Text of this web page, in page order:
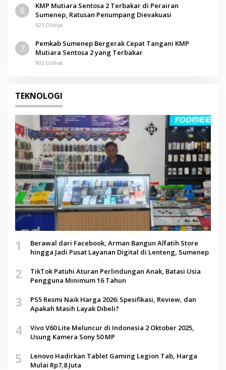
6
KMP Mutiara Sentosa 2 Terbakar di Perairan
Sumenep, Ratusan Penumpang Dievakuasi
925 Dilihat
7
Pemkab Sumenep Bergerak Cepat Tangani KMP
Mutiara Sentosa 2 yang Terbakar
903 Dilihat
TEKNOLOGI
1
Berawal dari Facebook, Arman Bangun Alfatih Store
hingga Jadi Pusat Layanan Digital di Lenteng, Sumenep
2
TikTok Patuhi Aturan Perlindungan Anak, Batasi Usia
Pengguna Minimum 16 Tahun
3
PS5 Resmi Naik Harga 2026: Spesifikasi, Review, dan
Apakah Masih Layak Dibeli?
4
Vivo V60 Lite Meluncur di Indonesia 2 Oktober 2025,
Usung Kamera Sony 50 MP
5
Lenovo Hadirkan Tablet Gaming Legion Tab, Harga
Mulai Rp7,8 Juta